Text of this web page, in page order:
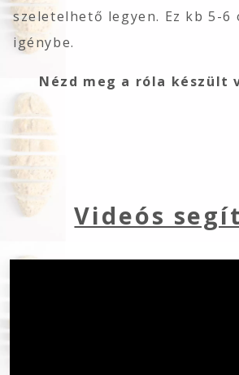
szeletelhető legyen. Ez kb 5-6
igénybe.
Nézd meg a róla készült
Videós